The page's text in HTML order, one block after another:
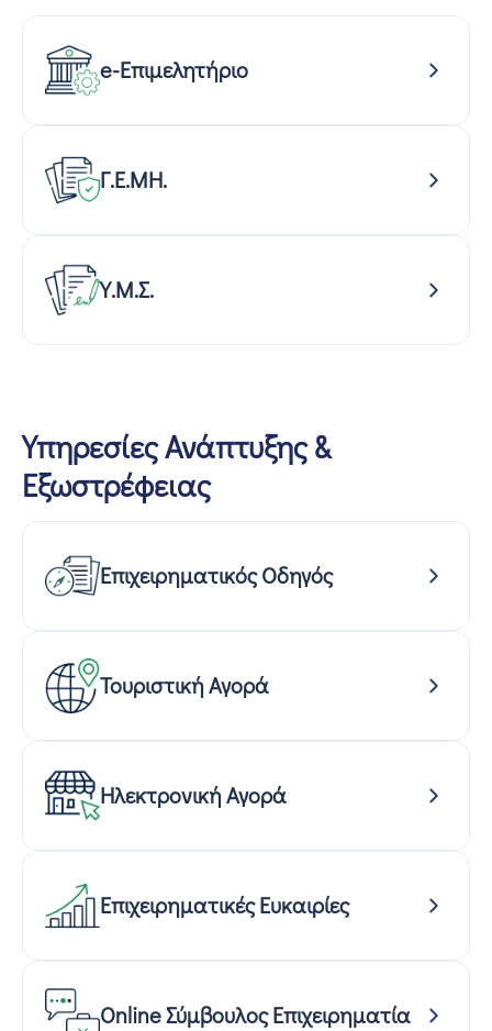
e-Επιμελητήριο
Γ.Ε.ΜΗ.
Υ.Μ.Σ.
Υπηρεσίες Ανάπτυξης &
Εξωστρέφειας
Επιχειρηματικός Οδηγός
Τουριστική Αγορά
Ηλεκτρονική Αγορά
Επιχειρηματικές Ευκαιρίες
Online Σύμβουλος Επιχειρηματία